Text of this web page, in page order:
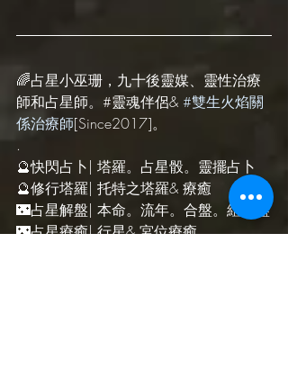
🌈占星小巫珊，九十後靈媒、靈性治療
師和占星師。#靈魂伴侶& #雙生火焰關
係治療師[Since2017]。
.
🔮快閃占卜| 塔羅。占星骰。靈擺占卜
🔮修行塔羅| 托特之塔羅& 療癒
🌃占星解盤| 本命。流年。合盤。組合盤
🌃占星療癒| 行星& 宮位療癒